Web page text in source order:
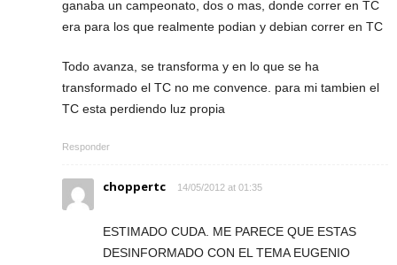
ganaba un campeonato, dos o mas, donde correr en TC
era para los que realmente podian y debian correr en TC
Todo avanza, se transforma y en lo que se ha
transformado el TC no me convence. para mi tambien el
TC esta perdiendo luz propia
Responder
choppertc 14/05/2012 at 01:35
ESTIMADO CUDA. ME PARECE QUE ESTAS
DESINFORMADO CON EL TEMA EUGENIO